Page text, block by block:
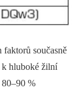
současně
k hluboké žilní
%